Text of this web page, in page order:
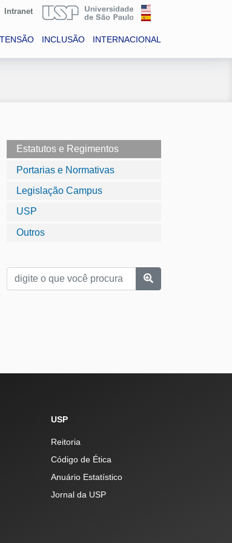
Intranet
INCLUSÃO INTERNACIONAL
Estatutos e Regimentos
Portarias e Normativas
Legislação Campus
USP
Outros
USP
Reitoria
Código de Ética
Anuário Estatístico
Jornal da USP